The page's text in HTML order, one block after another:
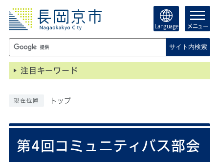
Language メニュー
サイト内検索
注目キーワード
現在位置 トップ
第4回コミュニティバス部会